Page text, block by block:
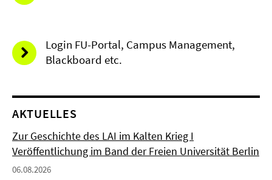
Login FU-Portal, Campus Management,
Blackboard etc.
AKTUELLES
Zur Geschichte des LAI im Kalten Krieg I
Veröffentlichung im Band der Freien Universität Berlin
06.08.2026